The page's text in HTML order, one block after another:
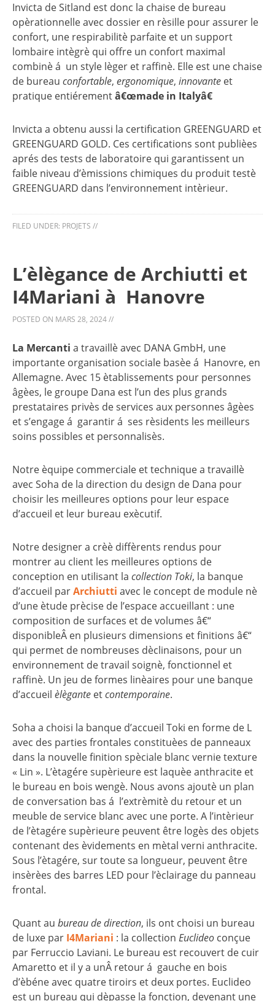
Invicta de Sitland est donc la chaise de bureau
opèrationnelle avec dossier en rèsille pour assurer le
confort, une respirabilitè parfaite et un support
lombaire intègrè qui offre un confort maximal
combinè á un style lèger et raffinè. Elle est une chaise
de bureau confortable, ergonomique, innovante et
pratique entiérementâ€œmade in Italyâ€
Invicta a obtenu aussi la certification GREENGUARD et
GREENGUARD GOLD. Ces certifications sont publièes
aprés des tests de laboratoire qui garantissent un
faible niveau d’èmissions chimiques du produit testè
GREENGUARD dans l’environnement intèrieur.
FILED UNDER: PROJETS //
L’èlègance de Archiutti et
I4Mariani à Hanovre
POSTED ON MARS 28, 2024//
La Mercanti a travaillè avec DANA GmbH, une
importante organisation sociale basèe á Hanovre, en
Allemagne. Avec 15 ètablissements pour personnes
âgèes, le groupe Dana est l’un des plus grands
prestataires privès de services aux personnes âgèes
et s’engage á garantir á ses rèsidents les meilleurs
soins possibles et personnalisès.
Notre èquipe commerciale et technique a travaillè
avec Soha de la direction du design de Dana pour
choisir les meilleures options pour leur espace
d’accueil et leur bureau exècutif.
Notre designer a crèè diffèrents rendus pour
montrer au client les meilleures options de
conception en utilisant la collection Toki, la banque
d’accueil parArchiutti avec le concept de module nè
d’une ètude prècise de l’espace accueillant : une
composition de surfaces et de volumes â€“
disponibleÂ en plusieurs dimensions et finitions â€“
qui permet de nombreuses dèclinaisons, pour un
environnement de travail soignè, fonctionnel et
raffinè. Un jeu de formes linèaires pour une banque
d’accueil èlègante etcontemporaine.
Soha a choisi la banque d’accueil Toki en forme de L
avec des parties frontales constituèes de panneaux
dans la nouvelle finition spèciale blanc vernie texture
« Lin ». L’ètagére supèrieure est laquèe anthracite et
le bureau en bois wengè. Nous avons ajoutè un plan
de conversation bas á l’extrèmitè du retour et un
meuble de service blanc avec une porte. A l’intèrieur
de l’ètagére supèrieure peuvent être logès des objets
contenant des èvidements en mètal verni anthracite.
Sous l’ètagére, sur toute sa longueur, peuvent être
insèrèes des barres LED pour l’èclairage du panneau
frontal.
Quant au bureau de direction, ils ont choisi un bureau
de luxe par I4Mariani : la collection Euclideo conçue
par Ferruccio Laviani. Le bureau est recouvert de cuir
Amaretto et il y a unÂ retour á gauche en bois
d’èbéne avec quatre tiroirs et deux portes. Euclideo
est un bureau qui dèpasse la fonction, devenant une